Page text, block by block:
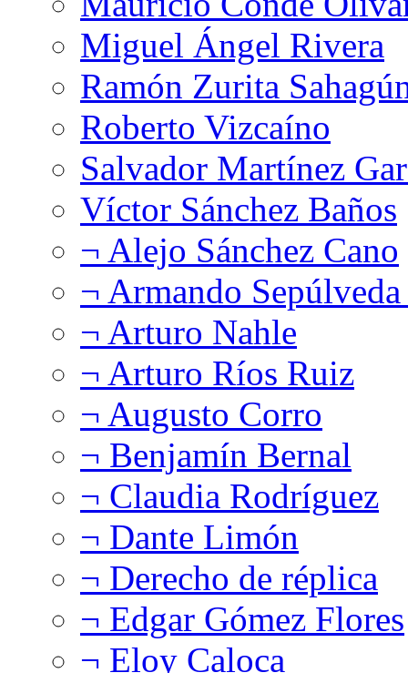
Miguel Ángel Rivera
Ramón Zurita
Roberto Vizcaíno
Salvador Martínez
Víctor Sánchez Baños
¬ Alejo Sánchez Cano
¬ Armando
¬ Arturo Nahle
¬ Arturo Ríos Ruiz
¬ Augusto Corro
¬ Benjamín Bernal
¬ Claudia Rodríguez
¬ Dante Limón
¬ Derecho de réplica
¬ Edgar Gómez Flores
¬ Eloy Caloca